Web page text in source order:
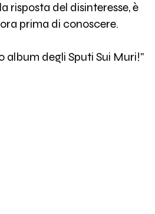
risposta del disinteresse, è
prima di conoscere.
album degli Sputi Sui Muri!"